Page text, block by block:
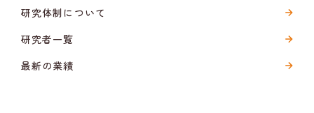
研究体制について
研究者一覧
最新の業績